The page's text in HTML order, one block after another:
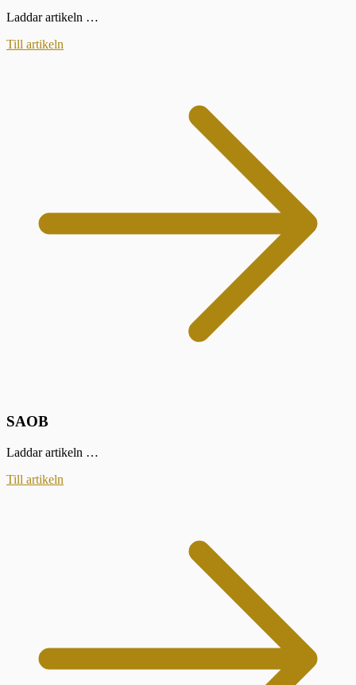
Laddar artikeln …
Till artikeln
SAOB
Laddar artikeln …
Till artikeln